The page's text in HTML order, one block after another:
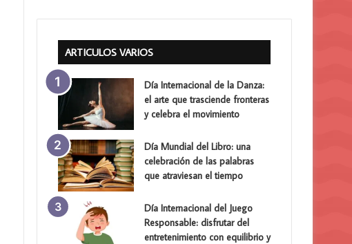
ARTICULOS VARIOS
Día Internacional de la Danza:
el arte que trasciende fronteras
y celebra el movimiento
Día Mundial del Libro: una
celebración de las palabras
que atraviesan el tiempo
Día Internacional del Juego
Responsable: disfrutar del
entretenimiento con equilibrio y